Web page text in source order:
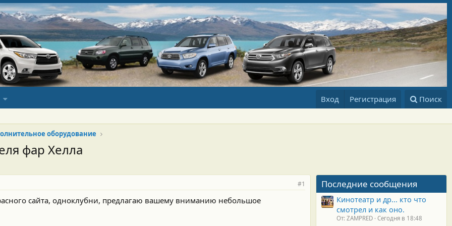
Вход Регистрация Поиск
оборудование
фар Хелла
#1
сайта, одноклубни, предлагаю вашему вниманию небольшое
Последние сообщения
Кинотеатр и др... кто что
смотрел и как оно.
От: ZAMPRED Сегодня в 18:48